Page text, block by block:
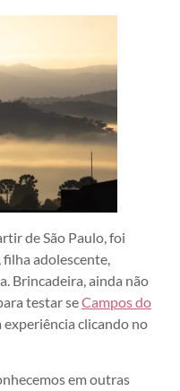
de São Paulo, foi
adolescente,
Brincadeira, ainda não
testar seCampos do
experiência clicando no
em outras